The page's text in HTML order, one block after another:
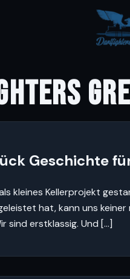
Geschichte
kleines Kellerprojekt
hat, kann uns keiner
sind erstklassig. Und […]